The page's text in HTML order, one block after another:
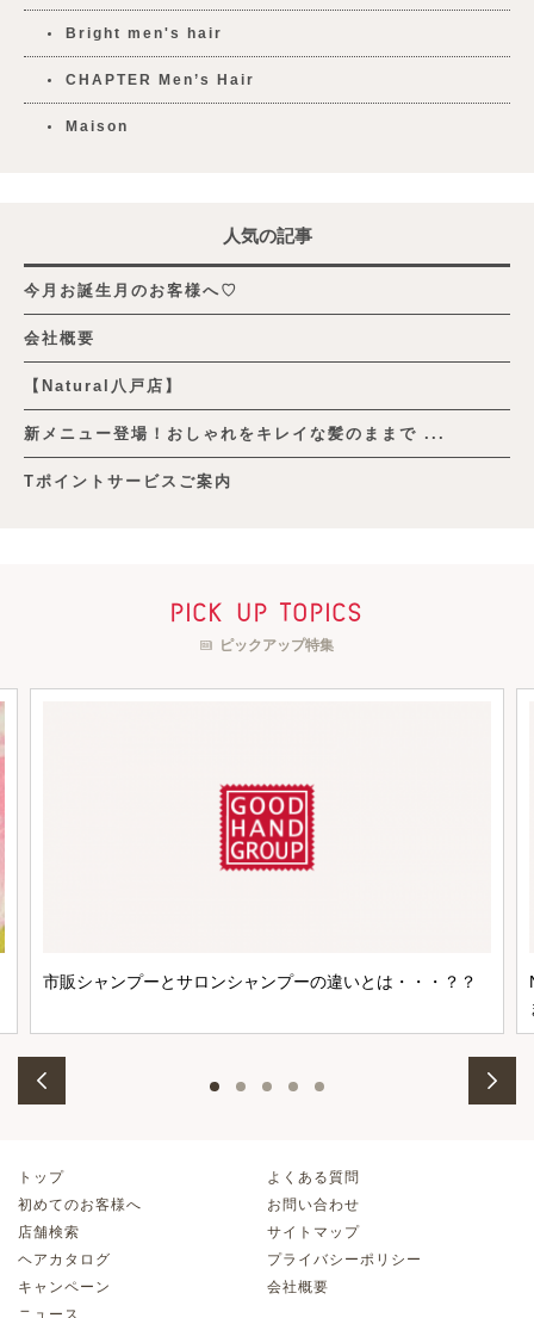
Bright men's hair
CHAPTER Men’s Hair
Maison
人気の記事
今月お誕生月のお客様へ♡
会社概要
【Natural八戸店】
新メニュー登場！おしゃれをキレイな髪のままで ...
Tポイントサービスご案内
pick up topics
ピックアップ特集
市販シャンプーとサロンシャンプーの違いとは・・・？？
トップ
初めてのお客様へ
店舗検索
ヘアカタログ
キャンペーン
よくある質問
お問い合わせ
サイトマップ
プライバシーポリシー
会社概要